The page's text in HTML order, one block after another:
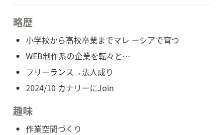
略歴
小学校から高校卒業までマレ ーシアで育つ
WEB制作系の企業を転々と…
フリーランス→法人成り
2024/10 カナリーにJoin
趣味
作業空間づくり